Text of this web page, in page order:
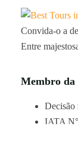
Convida-o a
Entre
Membro da
Decisão
IATA